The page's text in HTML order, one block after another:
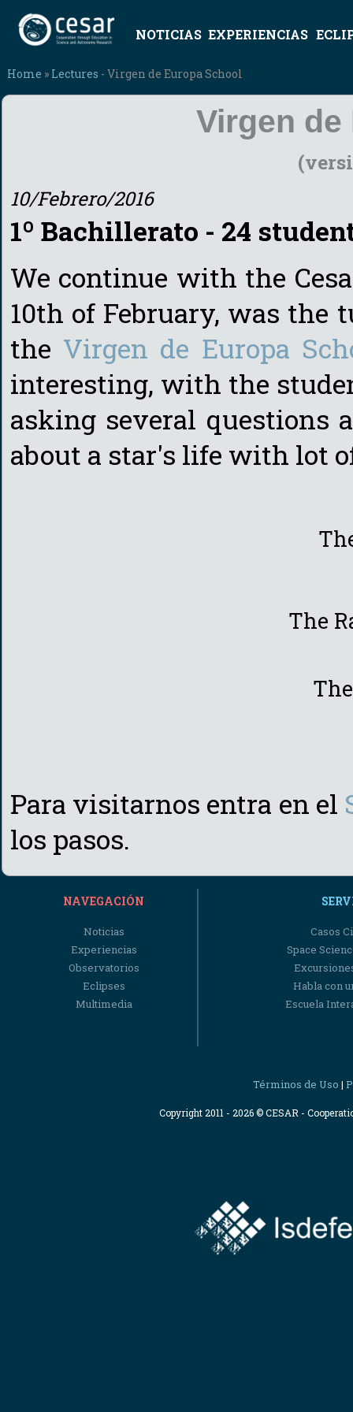
NOTICIAS EXPERIENCIAS
Home » Lectures - Virgen de Europa School
Virgen
10/Febrero/2016
1º Bachillerato - 24
We continue with the
10th of February, was the
the Virgen de Europa
interesting, with the
asking several
about a star's life with lot
The
Para visitarnos entra en el
los pasos.
NAVEGACIÓN
Noticias
Experiencias
Observatorios
Eclipses
Multimedia
Casos
Space
Habla con
Escuela
Términos de Uso |
Copyright 2011 - 2026 © CESAR -